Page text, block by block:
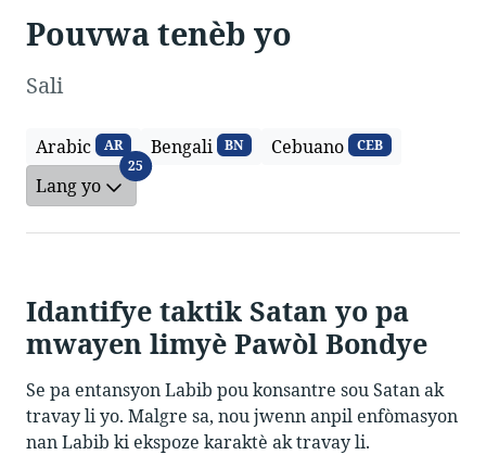
Pouvwa tenèb yo
Sali
Arabic AR Bengali BN Cebuano CEB
Lang yo
25 Lang yo
Idantifye taktik Satan yo pa
mwayen limyè Pawòl Bondye
Se pa entansyon Labib pou konsantre sou Satan ak
travay li yo. Malgre sa, nou jwenn anpil enfòmasyon
nan Labib ki ekspoze karaktè ak travay li.